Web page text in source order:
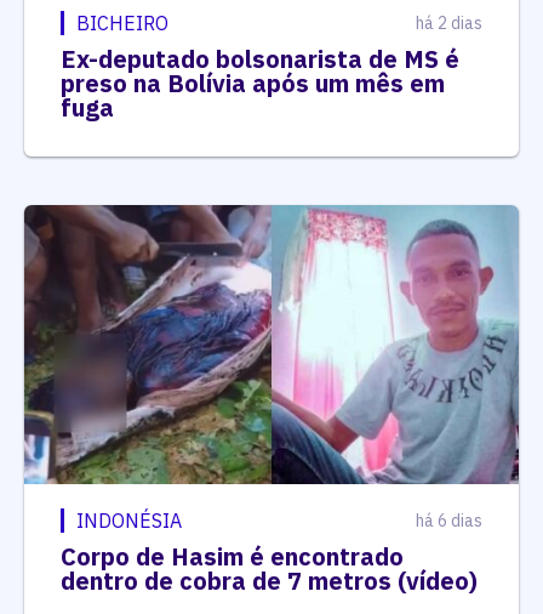
BICHEIRO há 2 dias
Ex-deputado bolsonarista de MS é
preso na Bolívia após um mês em
fuga
INDONÉSIA há 6 dias
Corpo de Hasim é encontrado
dentro de cobra de 7 metros (vídeo)